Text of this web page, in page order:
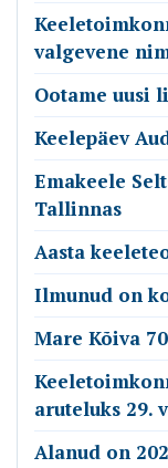
valgevene
Ootame uusi
Keelepäev
Emakeele
Tallinnas
Aasta
Ilmunud on
Mare Kõiva 70
aruteluks 29.
Alanud on